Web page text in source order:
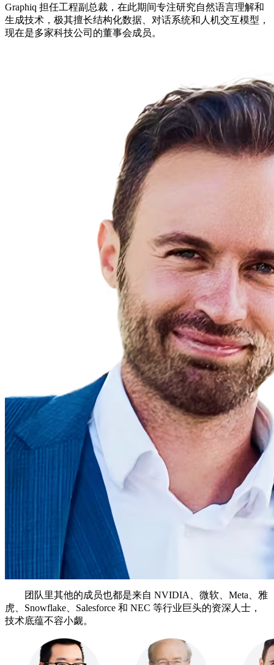
Graphiq 担任工程副总裁，在此期间专注研究自然语言理解和
生成技术，极其擅长结构化数据、对话系统和人机交互模型，
现在是多家科技公司的董事会成员。
团队里其他的成员也都是来自 NVIDIA、微软、Meta、雅
虎、Snowflake、Salesforce 和 NEC 等行业巨头的资深人士，
技术底蕴不容小觑。